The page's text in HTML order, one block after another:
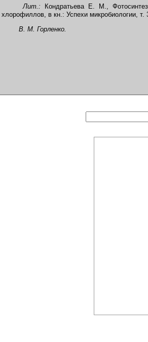
Лит.: Кондратьева Е. М.,
хлорофиллов, в кн.: Успехи микробиологии,
В. М. Горленко.